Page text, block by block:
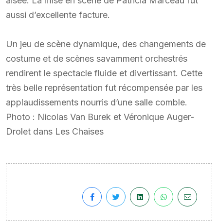
aussi d’excellente facture.
Un jeu de scène dynamique, des changements de
costume et de scènes savamment orchestrés
rendirent le spectacle fluide et divertissant. Cette
très belle représentation fut récompensée par les
applaudissements nourris d’une salle comble.
Photo : Nicolas Van Burek et Véronique Auger-
Drolet dans Les Chaises